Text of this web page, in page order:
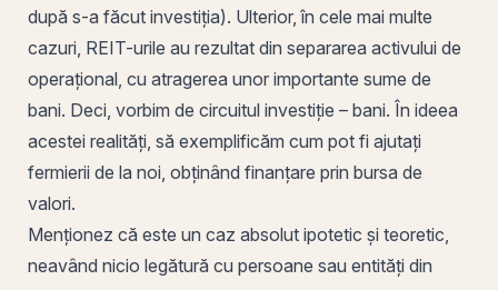
după s-a făcut investiția). Ulterior, în cele mai multe
cazuri, REIT-urile au rezultat din separarea activului de
operațional, cu atragerea unor importante sume de
bani. Deci, vorbim de circuitul investiție – bani. În ideea
acestei realități, să exemplificăm cum pot fi ajutați
fermierii de la noi, obținând finanțare prin bursa de
valori.
Menționez că este un caz absolut ipotetic și teoretic,
neavând nicio legătură cu persoane sau entități din